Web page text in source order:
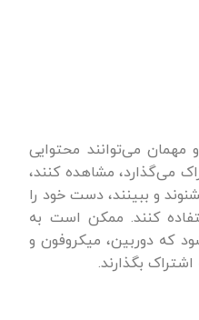
می‌توانند محتوایی
می‌گذارد، مشاهده کنند،
و ببینند، دست خود را
کنند. ممکن است به
که دوربین، میکروفون و
بگذارند.